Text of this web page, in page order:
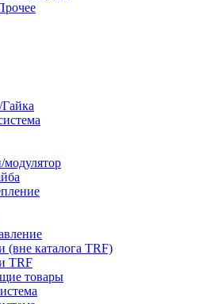
(вне каталога TRF)
TRF
товары